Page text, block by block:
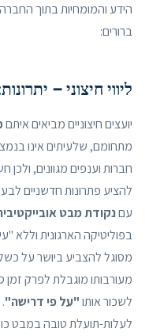
הידע והמומחיות בתוך
ברורים:
ליווי חיצוני –
יועצים חיצוניים מביאים איתם
מתחומם, שלעיתים אינו
חברות וענפים מגוונים, ולכן
להציע פתרונות חדשניים
עםנקודת מבט
בפוליטיקה הארגונית וללא
מסוגל להצביע ביושר על
מעורבותו מוגבלת לפרק זמן
לשכור אותו"על פי דרישה"
לעלות-תועלת טובה במבט